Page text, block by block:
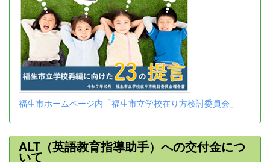
福生市ホームページ内「福生市立学校在り方検討委員会」
ALT（英語教育指導助手）への交付金につ
いて